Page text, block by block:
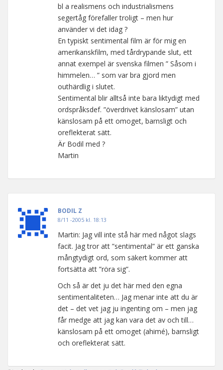
bl a realismens och industrialismens
segertåg förefaller troligt – men hur
använder vi det idag ?
En typiskt sentimental film är för mig en
amerikanskfilm, med tårdrypande slut, ett
annat exempel är svenska filmen ” Såsom i
himmelen… ” som var bra gjord men
outhärdlig i slutet.
Sentimental blir alltså inte bara liktydigt med
ordspråksdef. ”överdrivet känslosam” utan
känslosam på ett omoget, barnsligt och
oreflekterat sätt.
Är Bodil med ?
Martin
BODIL Z
8/11 -2005 kl. 18:13
Martin: Jag vill inte stå här med något slags
facit. Jag tror att ”sentimental” är ett ganska
mångtydigt ord, som säkert kommer att
fortsätta att ”röra sig”.
Och så är det ju det här med den egna
sentimentaliteten… Jag menar inte att du är
det – det vet jag ju ingenting om – men jag
får medge att jag kan vara det av och till…
känslosam på ett omoget (ahimé), barnsligt
och oreflekterat sätt.